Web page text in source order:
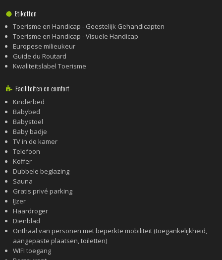
Etiketten
Toerisme en Handicap - Geestelijk Gehandicapten
Toerisme en Handicap - Visuele Handicap
Europese milieukeur
Guide du Routard
Kwaliteitslabel Toerisme
Faciliteiten en comfort
Kinderbed
Babybed
Babystoel
Baby badje
TV in de kamer
Telefoon
Koffer
Dubbele beglazing
Sauna
Gratis privé parking
IJzer
Haardroger
Dienblad
Onthaal van personen met beperkte mobiliteit (toegankelijkheid,
aangepaste plaatsen, toiletten)
WIFI toegang